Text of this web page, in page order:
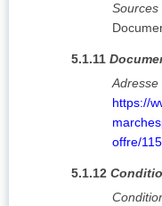
Sources
5.1.11
Adresse
https://
offre/
5.1.12